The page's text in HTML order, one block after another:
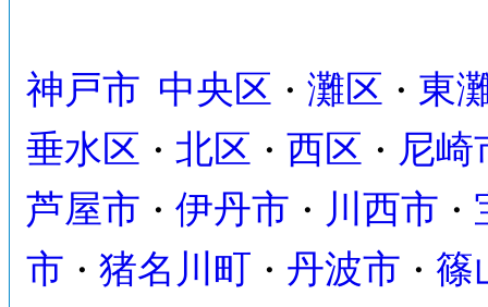
神戸市 中央区 ・ 灘区 ・ 東
垂水区 ・ 北区 ・ 西区 ・ 尼崎
芦屋市 ・ 伊丹市 ・ 川西市 ・
市 ・ 猪名川町 ・ 丹波市 ・ 篠